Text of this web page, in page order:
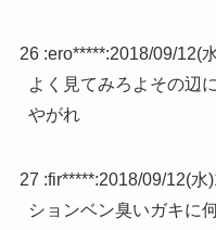
26 :ero*****:2018/09/12(
よく見てみろよその辺
やがれ
27 :fir*****:2018/09/12(水
ションベン臭いガキに